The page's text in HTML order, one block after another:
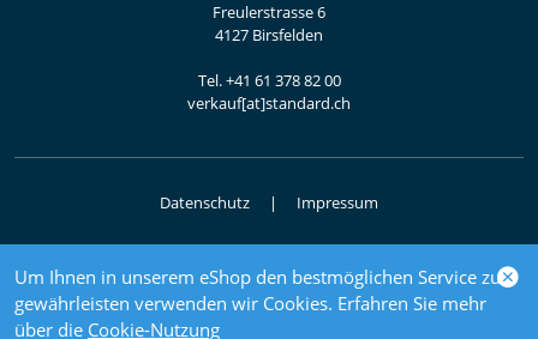
Um Ihnen in unserem eShop den bestmöglichen Service zu
gewährleisten verwenden wir Cookies. Erfahren Sie mehr
über die Cookie-Nutzung
Freulerstrasse 6
4127 Birsfelden
Tel.+41 61 378 82 00
verkauf[at]standard.ch
Datenschutz Impressum
© 2026 Elektrogrosshandel
powered by polynorm